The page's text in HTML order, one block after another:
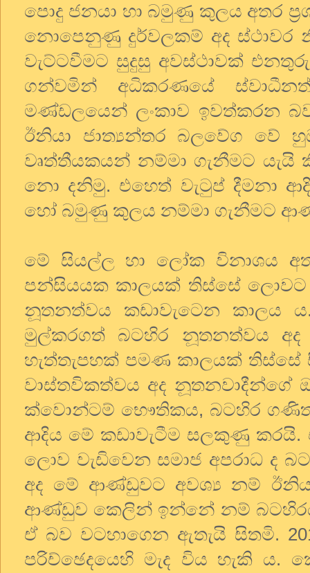
පොදු ජනයා හා බමුණු කුලය අතර
නොපෙනුණු දුර්වලකම් අද
වැට්ටවීමට සුදුසු අවස්ථාවක්
ගන්වමින් අධිකරණයේ
මණ්ඩලයෙන් ලංකාව ඉවත්කරන
ඊනියා ජාත්‍යන්තර බලවේග
වෘත්තීයකයන් නම්මා ගැනීමට යැයි
නො දනිමු. එහෙත් වැටුප් දීමනා
හෝ බමුණු කුලය නම්මා ගැනීමට
මේ සියල්ල හා ලෝක විනාශය
පන්සියයක කාලයක් තිස්සේ ලොවට
නූතනත්වය කඩාවැටෙන කාලය
මුල්කරගත් බටහිර නූතනත්වය අද
හැත්තැපහක් පමණ කාලයක් තිස්සේ
වාස්තවිකත්වය අද නූතනවාදීන්ගේ
ක්වොන්ටම් භෞතිකය, බටහිර
ආදිය මේ කඩාවැටීම සලකුණු
ලොව වැඩිවෙන සමාජ අපරාධ ද
අද මේ ආණ්ඩුවට අවශ්‍ය නම්
ආණ්ඩුව කෙලින් ඉන්නේ නම්
ඒ බව වටහාගෙන ඇතැයි සිතමි.
පරිච්ඡෙදයෙහි මැද විය හැකි ය.